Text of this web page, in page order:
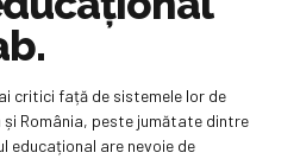
critici față de sistemele lor de
și România, peste jumătate dintre
educațional are nevoie de